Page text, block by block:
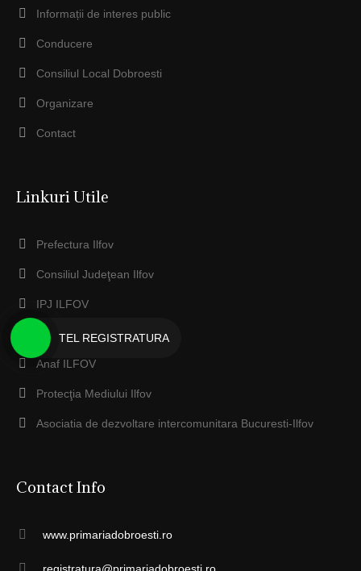
Informații de interes public
Conducere
Consiliul Local Dobroesti
Organizare
Contact
Linkuri Utile
Prefectura Ilfov
Consiliul Judeţean Ilfov
IPJ ILFOV
EcoSal Serv Dobroesti
Anaf ILFOV
Protecţia Mediului Ilfov
Asociatia de dezvoltare intercomunitara Bucuresti-Ilfov
Contact Info
www.primariadobroesti.ro
registratura@primariadobroesti.ro
TEL REGISTRATURA